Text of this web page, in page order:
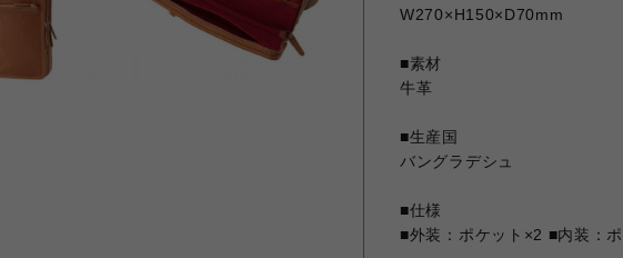
W270×H150×D70mm
■素材
牛革
■生産国
バングラデシュ
■仕様
■外装：ポケット×2 ■内装：